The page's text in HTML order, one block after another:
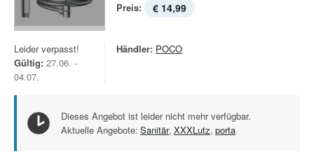
Preis: € 14,99
Leider verpasst!
Gültig: 27.06. -
04.07.
Händler: POCO
Dieses Angebot ist leider nicht mehr verfügbar.
Aktuelle Angebote: Sanitär, XXXLutz, porta